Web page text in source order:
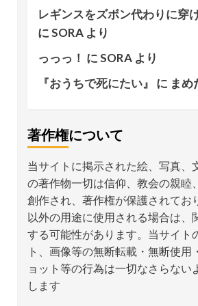
レギンスをズボン代わりに穿
にSORAより
っっっ！ にSORAより
『おうちで死にたい』
に まめ
著作権について
当サイトに掲示された絵、写真、
の著作物一切は信仰、教会の親睦
創作され、著作権が保護されてお
以外の用途に使用される場合は、
する可能性があります。当サイト
ト、画像等の無断転載・無断使用
ョット等の行為は一切なさらない
します